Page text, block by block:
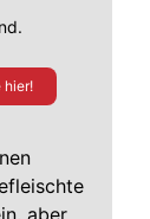
hier!
aber